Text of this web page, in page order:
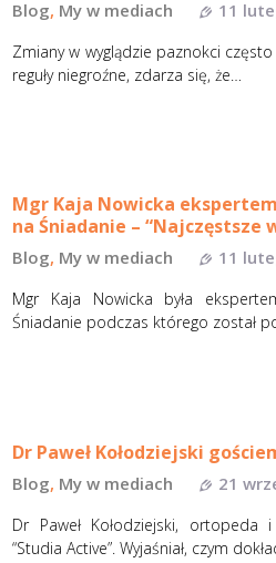
Blog, My w mediach 11
Zmiany w wyglądzie paznokci
reguły niegroźne, zdarza się, że…
Mgr Kaja Nowicka
na Śniadanie – “Najczęstsze
Blog, My w mediach 11
Mgr Kaja Nowicka była
Śniadanie podczas którego został
Dr Paweł Kołodziejski
Blog, My w mediach 21
Dr Paweł Kołodziejski, ortopeda
“Studia Active”. Wyjaśniał, czym